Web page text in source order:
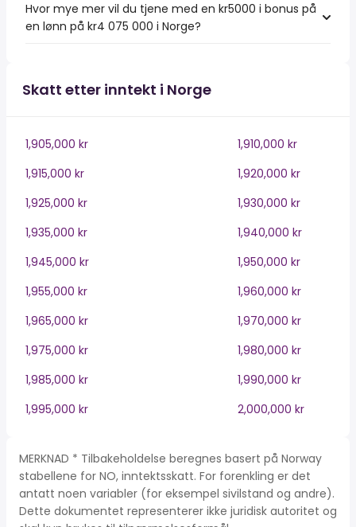
Hvor mye mer vil du tjene med en kr5000 i bonus på
en lønn på kr4 075 000 i Norge?
Skatt etter inntekt i Norge
1,905,000 kr
1,910,000 kr
1,915,000 kr
1,920,000 kr
1,925,000 kr
1,930,000 kr
1,935,000 kr
1,940,000 kr
1,945,000 kr
1,950,000 kr
1,955,000 kr
1,960,000 kr
1,965,000 kr
1,970,000 kr
1,975,000 kr
1,980,000 kr
1,985,000 kr
1,990,000 kr
1,995,000 kr
2,000,000 kr
MERKNAD * Tilbakeholdelse beregnes basert på Norway
stabellene for NO, inntektsskatt. For forenkling er det
antatt noen variabler (for eksempel sivilstand og andre).
Dette dokumentet representerer ikke juridisk autoritet og